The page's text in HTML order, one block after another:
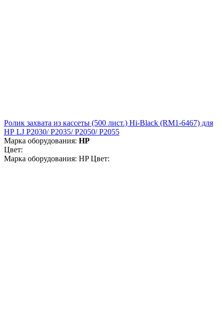
Ролик захвата из кассеты (500 лист.) Hi-Black (RM1-6467) для
НР LJ P2030/ P2035/ P2050/ P2055
Марка оборудования: HP
Цвет:
Марка оборудования: HP Цвет: